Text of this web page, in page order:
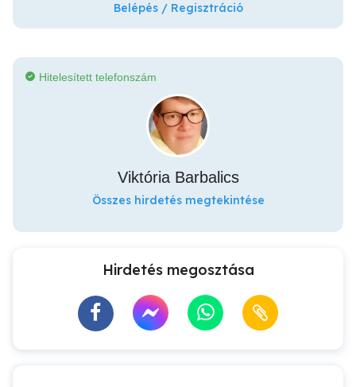
Belépés / Regisztráció
Hitelesített telefonszám
Viktória Barbalics
Összes hirdetés megtekintése
Hirdetés megosztása